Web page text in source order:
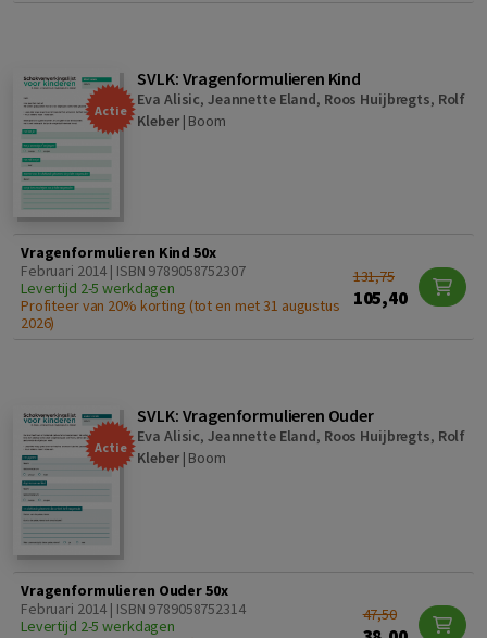
Actie
SVLK: Vragenformulieren Kind
Eva Alisic, Jeannette Eland, Roos Huijbregts, Rolf
Kleber| Boom
Vragenformulieren Kind 50x
Februari 2014 | ISBN 9789058752307
Levertijd 2-5 werkdagen
Profiteer van 20% korting (tot en met 31 augustus
2026)
131,75
105,40
Actie
SVLK: Vragenformulieren Ouder
Eva Alisic, Jeannette Eland, Roos Huijbregts, Rolf
Kleber| Boom
Vragenformulieren Ouder 50x
Februari 2014 | ISBN 9789058752314
Levertijd 2-5 werkdagen
47,50